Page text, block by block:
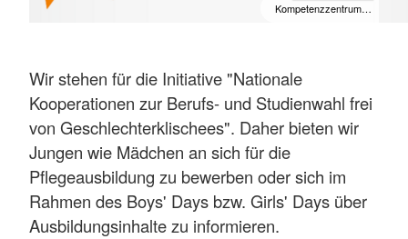
Kompetenzzentrum…
Wir stehen für die Initiative "Nationale
Kooperationen zur Berufs- und Studienwahl frei
von Geschlechterklischees". Daher bieten wir
Jungen wie Mädchen an sich für die
Pflegeausbildung zu bewerben oder sich im
Rahmen des Boys' Days bzw. Girls' Days über
Ausbildungsinhalte zu informieren.